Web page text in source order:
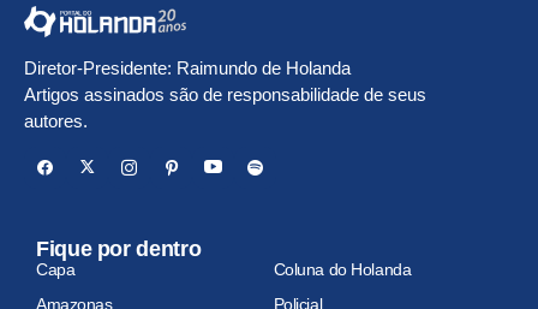
Diretor-Presidente: Raimundo de Holanda
Artigos assinados são de responsabilidade de seus
autores.
Fique por dentro
Capa
Coluna do Holanda
Amazonas
Policial